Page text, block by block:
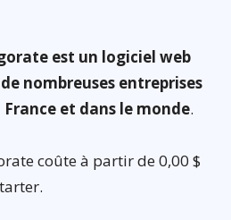
est un logiciel web
nombreuses entreprises
et dans le monde.
coûte à partir de 0,00 $